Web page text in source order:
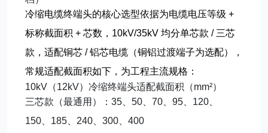
冷缩电缆终端头的核心选型依据为电缆电压等级 +
标称截面积 + 芯数 ，10kV/35kV 均分单芯款 / 三芯
款 ，适配铜芯 / 铝芯电缆（铜铝过渡端子为选配），
常规适配截面积如下，为工程主流规格：
10kV（12kV）冷缩终端头适配截面积（mm²）
三芯款（最通用）：35、50、70、95、120、
150、185、240、300、400